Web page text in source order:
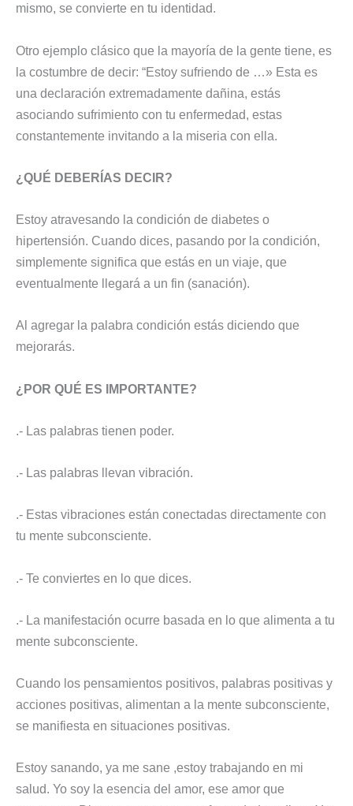
mismo, se convierte en tu identidad.
Otro ejemplo clásico que la mayoría de la gente tiene, es
la costumbre de decir: “Estoy sufriendo de …» Esta es
una declaración extremadamente dañina, estás
asociando sufrimiento con tu enfermedad, estas
constantemente invitando a la miseria con ella.
¿QUÉ DEBERÍAS DECIR?
Estoy atravesando la condición de diabetes o
hipertensión. Cuando dices, pasando por la condición,
simplemente significa que estás en un viaje, que
eventualmente llegará a un fin (sanación).
Al agregar la palabra condición estás diciendo que
mejorarás.
¿POR QUÉ ES IMPORTANTE?
.- Las palabras tienen poder.
.- Las palabras llevan vibración.
.- Estas vibraciones están conectadas directamente con
tu mente subconsciente.
.- Te conviertes en lo que dices.
.- La manifestación ocurre basada en lo que alimenta a tu
mente subconsciente.
Cuando los pensamientos positivos, palabras positivas y
acciones positivas, alimentan a la mente subconsciente,
se manifiesta en situaciones positivas.
Estoy sanando, ya me sane ,estoy trabajando en mi
salud. Yo soy la esencia del amor, ese amor que